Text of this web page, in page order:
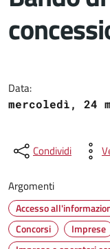
Data:
mercoledì, 24
Condividi
Argomenti
Accesso
Concorsi
Imprese